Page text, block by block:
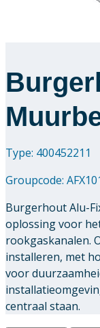
Over ons
Contact
Type: 400452211
Groupcode:
Burgerhout Alu-
oplossing voor
rookgaskanalen.
installeren, met
voor
centraal staan.